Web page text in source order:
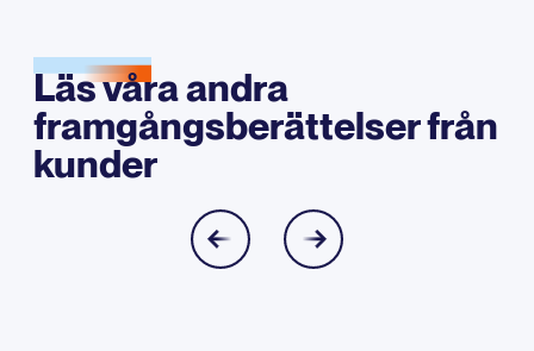
Läs våra andra
framgångsberättelser från
kunder